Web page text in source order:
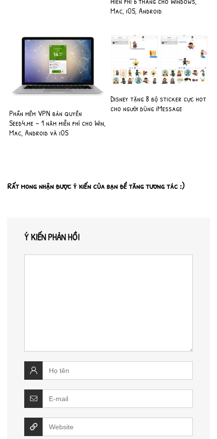
Mac, iOS, Android
Phần mềm VPN bản quyền
Seed4.me – 1 năm miễn phí cho Win,
Mac, Android và iOS
Disney tặng 8 bộ sticker cực hot
cho người dùng iMessage
Rất mong nhận được ý kiến của bạn để tăng tương tác :)
Ý KIẾN PHẢN HỒI